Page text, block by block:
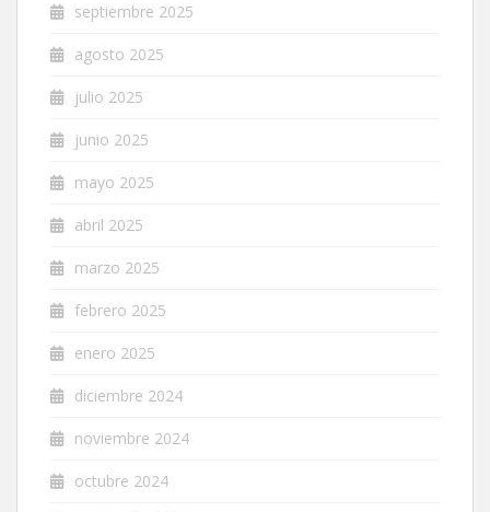
septiembre 2025
agosto 2025
julio 2025
junio 2025
mayo 2025
abril 2025
marzo 2025
febrero 2025
enero 2025
diciembre 2024
noviembre 2024
octubre 2024